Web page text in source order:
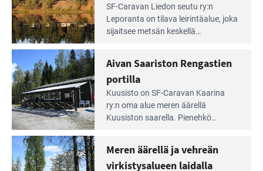
Lue
Leirintäoppaan
artikkeli:
Lampien
rannalla
pääsee
irti
arjesta
SF-Caravan Liedon seutu ry:n
Leporanta on tilava leirintäalue, joka
sijaitsee metsän kes­kellä
tarjoaa ympäris­töineen kauniit
maisemat ja loistavat virkistäytymis­
mahdollisuudet.
Lue
Leirintäoppaan
artikkeli:
Aivan
Saariston
Rengastien
portilla
Aivan Saariston Rengastien
portilla
Kuusisto on SF-Caravan Kaarina
ry:n oma alue meren äärellä
Kuusiston saarella. Pie­nehkö
Meren äärellä ja vehreän
virkistysalueen laidalla